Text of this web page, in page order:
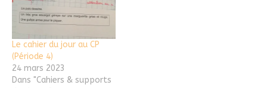
Le cahier du jour au CP
(Période 4)
24 mars 2023
Dans "Cahiers & supports